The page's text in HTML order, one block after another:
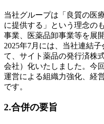
当社グループは「良質の医
に提供する」という理念の
事業、医薬品卸事業等を展
2025年7月には、当社連結
て、サイト薬品の発行済株
会社）化いたしました。今
運営による組織力強化、経
です。
2.合併の要旨